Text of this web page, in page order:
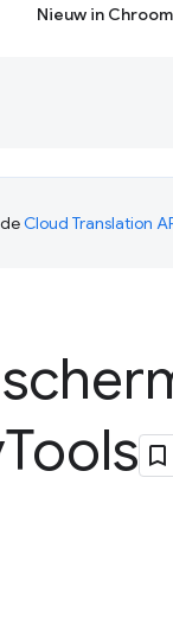
Nieuw in Chroom
Cloud Translation
Tools